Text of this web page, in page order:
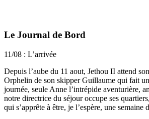
Le Journal de Bord
11/08 : L’arrivée
Depuis l’aube du 11 aout, Jethou II attend
Orphelin de son skipper Guillaume qui fait
journée, seule Anne l’intrépide aventurière,
notre directrice du séjour occupe ses
qui s’apprête à être, je l’espère, une semaine